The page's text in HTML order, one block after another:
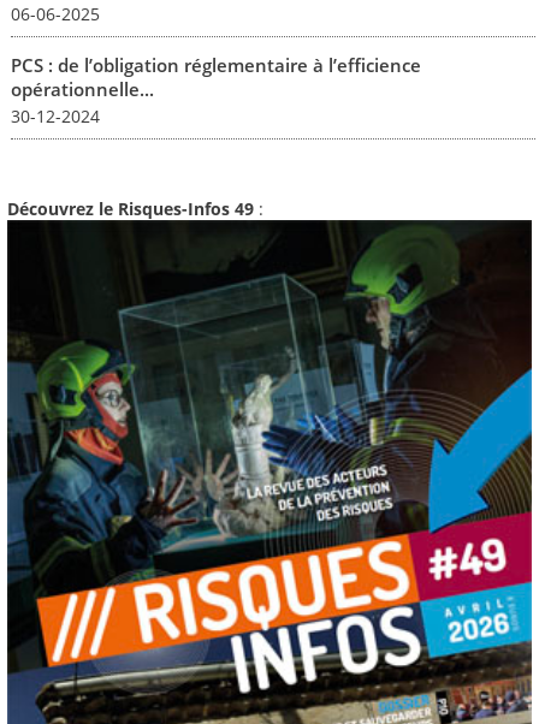
06-06-2025
PCS : de l’obligation réglementaire à l’efficience
opérationnelle...
30-12-2024
Découvrez le Risques-Infos 49 :